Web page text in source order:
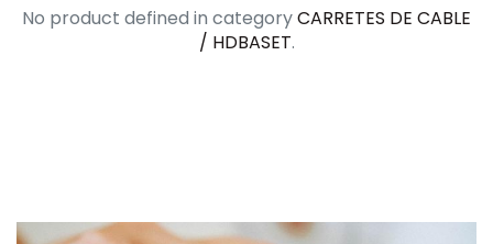
No product defined in categoryCARRETES DE CABLE
/ HDBASET.